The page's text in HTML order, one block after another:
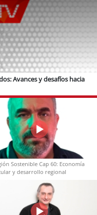
Avances y desafíos hacia
Sostenible Cap 60: Economía
y desarrollo regional